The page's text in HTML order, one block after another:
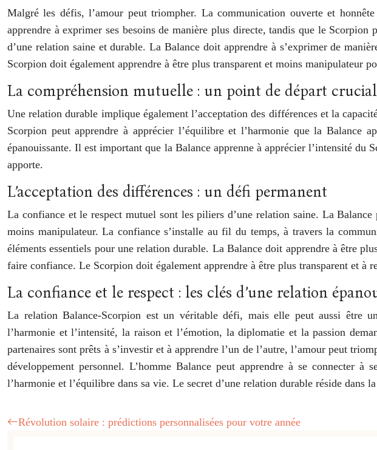
Malgré les défis, l’amour peut triompher. La communication ouverte et
apprendre à exprimer ses besoins de manière plus directe, tandis que le
d’une relation saine et durable. La Balance doit apprendre à s’exprimer de
Scorpion doit également apprendre à être plus transparent et moins manipulateur
La compréhension mutuelle : un point de départ crucial
Une relation durable implique également l’acceptation des différences et la
Scorpion peut apprendre à apprécier l’équilibre et l’harmonie que la Balance
épanouissante. Il est important que la Balance apprenne à apprécier l’intensité
apporte.
L’acceptation des différences : un défi permanent
La confiance et le respect mutuel sont les piliers d’une relation saine. La
moins manipulateur. La confiance s’installe au fil du temps, à travers la
éléments essentiels pour une relation durable. La Balance doit apprendre à être
faire confiance. Le Scorpion doit également apprendre à être plus transparent et à
La confiance et le respect : les clés d’une relation
La relation Balance-Scorpion est un véritable défi, mais elle peut aussi être
l’harmonie et l’intensité, la raison et l’émotion, la diplomatie et la passion
partenaires sont prêts à s’investir et à apprendre l’un de l’autre, l’amour peut
développement personnel. L’homme Balance peut apprendre à se connecter
l’harmonie et l’équilibre dans sa vie. Le secret d’une relation durable réside dans
Révolution solaire : prédictions personnalisées pour votre année